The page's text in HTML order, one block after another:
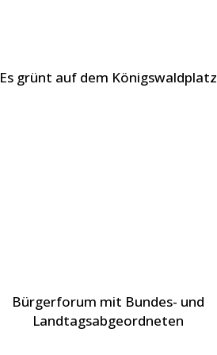
Es grünt auf dem Königswaldplatz
Bürgerforum mit Bundes- und
Landtagsabgeordneten